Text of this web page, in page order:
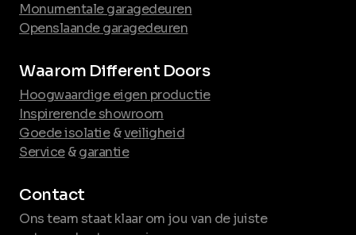
Monumentale garagedeuren
Openslaande garagedeuren
Waarom Different Doors
Hoogwaardige eigen productie
Inspirerende showroom
Goede isolatie&veiligheid
Service&garantie
Contact
Ons team staat klaar om jou van de juiste